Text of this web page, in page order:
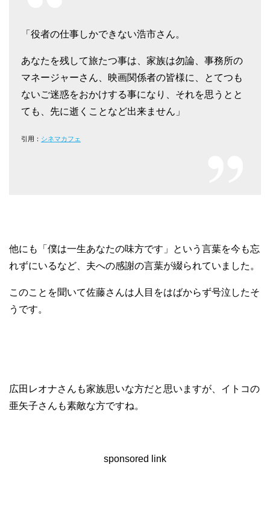
「役者の仕事しかできない浩市さん。
あなたを残して旅たつ事は、家族は勿論、事務所の
マネージャーさん、映画関係者の皆様に、とてつも
ないご迷惑をおかけする事になり、それを思うとと
ても、先に逝くことなど出来ません」
引用： シネマカフェ
他にも「僕は一生あなたの味方です」という言葉を今も忘
れずにいるなど、夫への感謝の言葉が綴られていました。
このことを聞いて佐藤さんは人目をはばからず号泣したそ
うです。
広田レオナさんも家族思いな方だと思いますが、イトコの
亜矢子さんも素敵な方ですね。
sponsored link